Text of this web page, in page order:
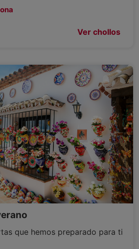
Ver chollos
que hemos preparado para ti